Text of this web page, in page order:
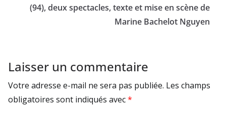
(94), deux spectacles, texte et mise en scène de
Marine Bachelot Nguyen
Laisser un commentaire
Votre adresse e-mail ne sera pas publiée. Les champs
obligatoires sont indiqués avec*